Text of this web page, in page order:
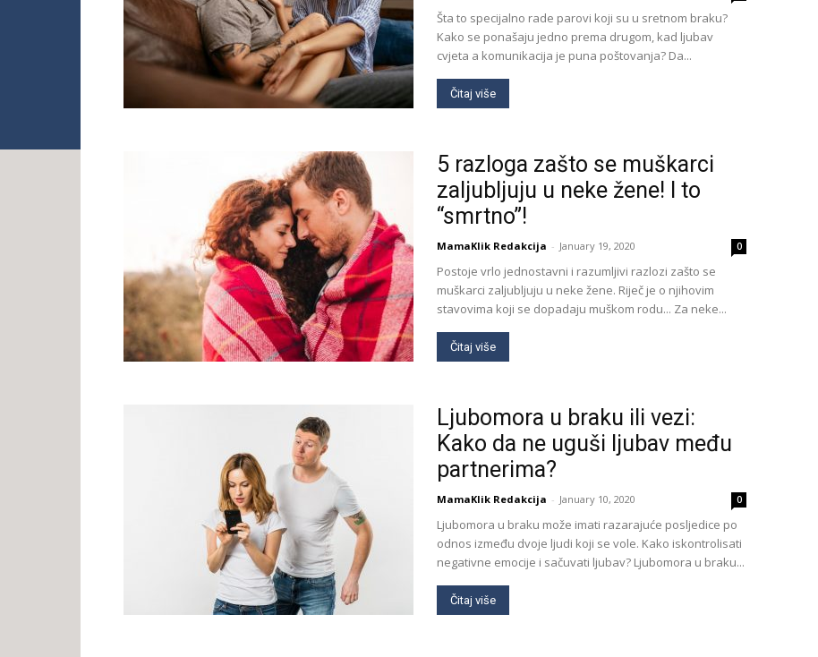
Šta to specijalno rade parovi koji su u sretnom braku?
Kako se ponašaju jedno prema drugom, kad ljubav
cvjeta a komunikacija je puna poštovanja? Da...
Čitaj više
5 razloga zašto se muškarci
zaljubljuju u neke žene! I to
“smrtno”!
MamaKlik Redakcija - January 19, 2020 0
Postoje vrlo jednostavni i razumljivi razlozi zašto se
muškarci zaljubljuju u neke žene. Riječ je o njihovim
stavovima koji se dopadaju muškom rodu... Za neke...
Čitaj više
Ljubomora u braku ili vezi:
Kako da ne uguši ljubav među
partnerima?
MamaKlik Redakcija - January 10, 2020 0
Ljubomora u braku može imati razarajuće posljedice po
odnos između dvoje ljudi koji se vole. Kako iskontrolisati
negativne emocije i sačuvati ljubav? Ljubomora u braku...
Čitaj više